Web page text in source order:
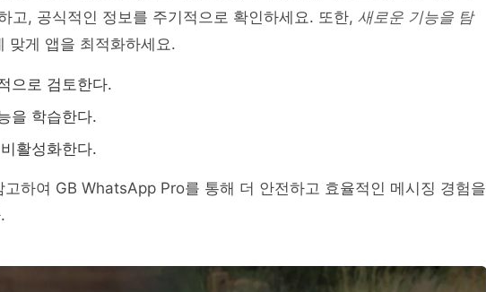
고, 공식적인 정보를 주기적으로 확인하세요. 또한, 새로운 기능을 탐
맞게 앱을 최적화하세요.
으로 검토한다.
을 학습한다.
활성화한다.
고하여 GB WhatsApp Pro를 통해 더 안전하고 효율적인 메시징 경험을